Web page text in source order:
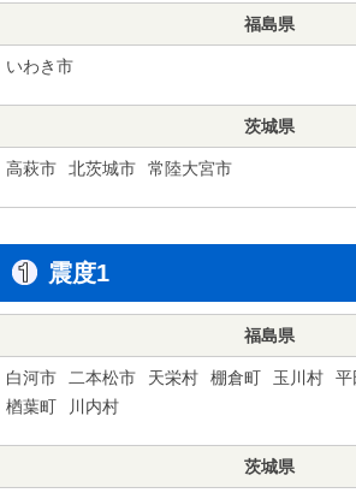
福島県
いわき市
茨城県
高萩市 北茨城市 常陸大宮市
震度1
福島県
白河市 二本松市 天栄村 棚倉町 玉川村 平
楢葉町
川内村
茨城県